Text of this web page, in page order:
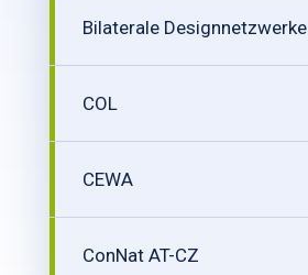
Bilaterale Designnetzwerke
COL
CEWA
ConNat AT-CZ